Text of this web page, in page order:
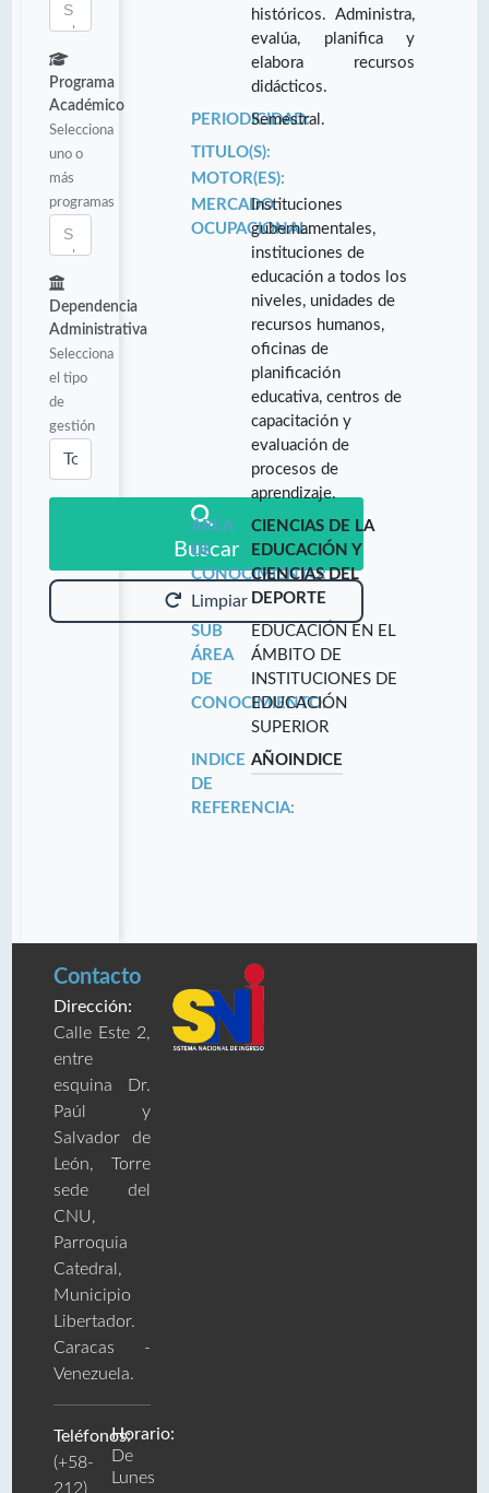
Programa
Académico
Selecciona
uno o
más
programas
Dependencia
Administrativa
Selecciona
el tipo
de
gestión
Buscar
Limpiar
históricos. Administra,
evalúa, planifica y
elabora recursos
didácticos.
PERIODICIDAD:
Semestral.
TITULO(S):
MOTOR(ES):
MERCADO
OCUPACIONAL:
Instituciones
gubernamentales,
instituciones de
educación a todos los
niveles, unidades de
recursos humanos,
oficinas de
planificación
educativa, centros de
capacitación y
evaluación de
procesos de
aprendizaje.
ÁREA
DE
CONOCIMIENTO:
CIENCIAS DE LA
EDUCACIÓN Y
CIENCIAS DEL
DEPORTE
SUB
ÁREA
DE
CONOCIMIENTO:
EDUCACIÓN EN EL
ÁMBITO DE
INSTITUCIONES DE
EDUCACIÓN
SUPERIOR
INDICE
DE
REFERENCIA:
AÑO INDICE
Contacto
Dirección:
Calle Este 2,
entre
esquina Dr.
Paúl y
Salvador de
León, Torre
sede del
CNU,
Parroquia
Catedral,
Municipio
Libertador.
Caracas -
Venezuela.
Teléfonos:
(+58-
212)
Horario:
De
Lunes